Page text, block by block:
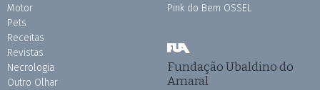
Motor
Pets
Receitas
Revistas
Necrologia
Outro Olhar
Pink do Bem OSSEL
Fundação Ubaldino do
Amaral